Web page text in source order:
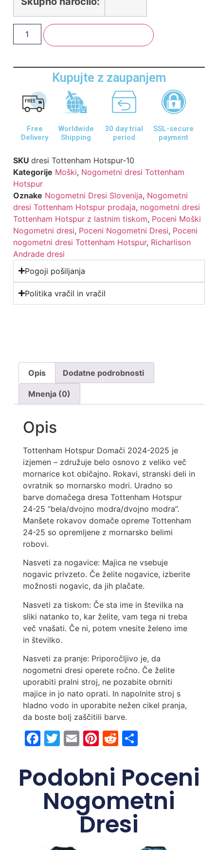
Kupujte z zaupanjem
Free
Delivery
Worldwide
Shipping
30 day trial
period
SSL-secure
payment
SKU dresi Tottenham Hotspur-10
Kategorije Moški, Nogometni dresi Tottenham
Hotspur
Oznake Nogometni Dresi Slovenija, Nogometni
dresi Tottenham Hotspur prodaja, nogometni dresi
Tottenham Hotspur z lastnim tiskom, Poceni Moški
Nogometni dresi, Poceni Nogometni Dresi, Poceni
nogometni dresi Tottenham Hotspur, Richarlison
Andrade dresi
Pogoji pošiljanja
Politika vračil in vračil
Opis Dodatne podrobnosti
Mnenja (0)
Opis
Tottenham Hotspur Domači 2024-2025 je
izjemen – združuje belo osnovo z veliko več
mornarice kot običajno. Rokavi, stranski deli in
ovratnik so mornarsko modri. Uradno so
barve domačega dresa Tottenham Hotspur
24-25 “bela/dvojno modra/dvojno modra”.
Manšete rokavov domače opreme Tottenham
24-25 so opremljene z mornarsko belimi
robovi.
Nasveti za nogavice: Majica ne vsebuje
nogavic privzeto. Če želite nogavice, izberite
možnosti nogavic, da jih plačate.
Nasveti za tiskom: Če sta ime in številka na
sliki natanko to, kar želite, vam tega ni treba
več vnašati. Če ni, potem vnesite želeno ime
in številko.
Nasveti za pranje: Priporočljivo je, da
nogometni dresi operete ročno. Če želite
uporabiti pralni stroj, ne pozabite obrniti
majice in jo nato oprati. In napolnite stroj s
hladno vodo in uporabite nežen cikel pranja,
da boste bolj zaščitili barve.
Facebook
Twitter
EmailPinterest
Reddit
Share
Podobni Poceni
Nogometni
Dresi